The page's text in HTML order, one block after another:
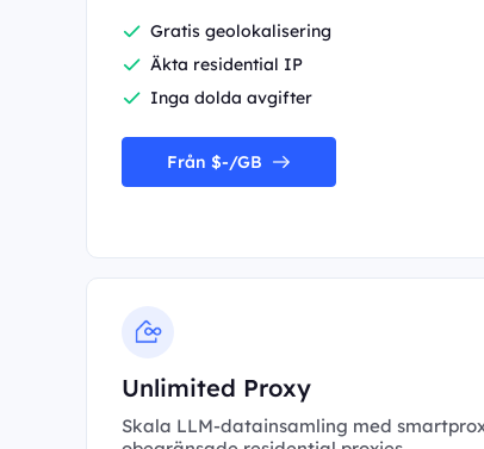
Gratis geolokalisering
Äkta residential IP
Inga dolda avgifter
Från $-/GB
Unlimited Proxy
Skala LLM-datainsamling med